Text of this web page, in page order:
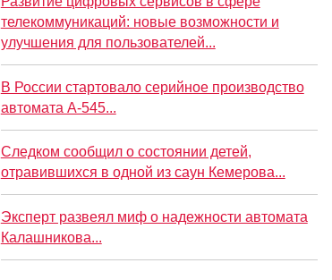
телекоммуникаций: новые возможности и
улучшения для пользователей...
В России стартовало серийное производство
автомата А-545...
Следком сообщил о состоянии детей,
отравившихся в одной из саун Кемерова...
Эксперт развеял миф о надежности автомата
Калашникова...